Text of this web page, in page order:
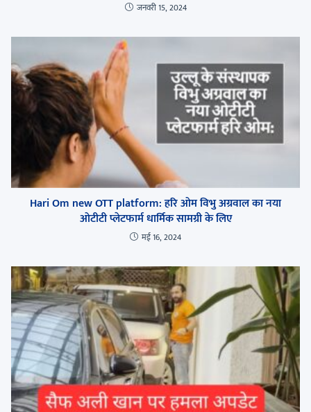
जनवरी 15, 2024
Hari Om new OTT platform: हरि ओम विभु अग्रवाल का नया
ओटीटी प्लेटफार्म धार्मिक सामग्री के लिए
मई 16, 2024